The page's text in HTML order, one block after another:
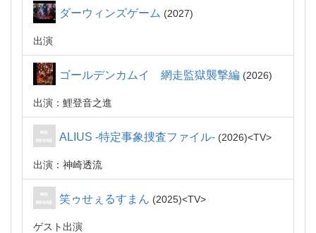
ダーウィンズゲーム 2027
出演
ゴールデンカムイ 網走監獄襲撃編 2026
出演：鯉登音之進
ALIUS -特定事象捜査ファイル- 2026 TV
出演：神崎透流
笑ゥせぇるすまん 2025 TV
ゲスト出演